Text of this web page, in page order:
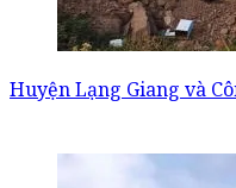
Huyện Lạng Giang và